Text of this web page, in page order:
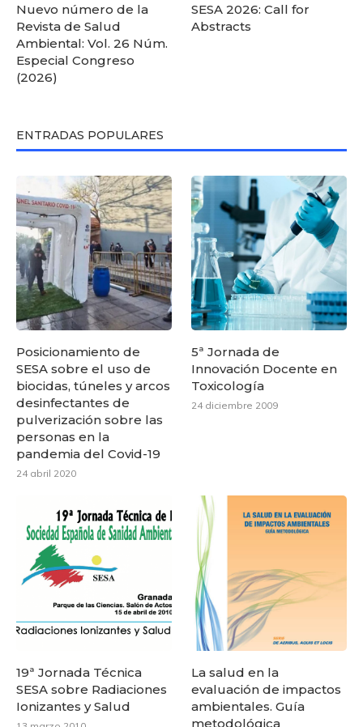
Nuevo número de la
Revista de Salud
Ambiental: Vol. 26 Núm.
Especial Congreso
(2026)
SESA 2026: Call for
Abstracts
ENTRADAS POPULARES
Posicionamiento de
SESA sobre el uso de
biocidas, túneles y arcos
desinfectantes de
pulverización sobre las
personas en la
pandemia del Covid-19
24 abril 2020
5ª Jornada de
Innovación Docente en
Toxicología
24 diciembre 2009
19ª Jornada Técnica
SESA sobre Radiaciones
Ionizantes y Salud
La salud en la
evaluación de impactos
ambientales. Guía
metodológica